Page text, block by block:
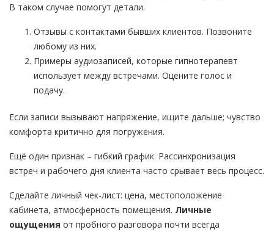
В таком случае помогут детали.
Отзывы с контактами бывших клиентов. Позвоните
любому из них.
Примеры аудиозаписей, которые гипнотерапевт
использует между встречами. Оцените голос и
подачу.
Если записи вызывают напряжение, ищите дальше; чувство
комфорта критично для погружения.
Ещё один признак – гибкий график. Рассинхронизация
встреч и рабочего дня клиента часто срывает весь процесс.
Сделайте личный чек-лист: цена, местоположение
кабинета, атмосферность помещения. Личные
ощущения от пробного разговора почти всегда